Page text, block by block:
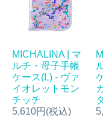
MICHALINA | マ
ルチ・母子手帳
ケース(L) - ヴァ
イオレットモン
チッチ
5,610円(税込)